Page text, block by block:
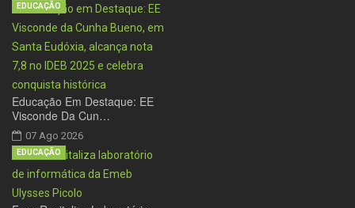
Educação Em Destaque: EE
Visconde Da Cun…
07 Ago 2026
EDUCAÇÃO
EDUCAÇÃO